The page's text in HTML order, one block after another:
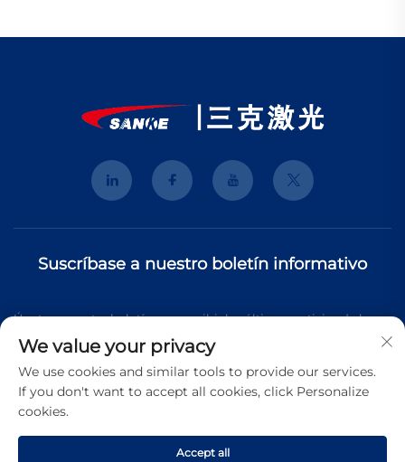
Suscríbase a nuestro boletín informativo
Únete a nuestro boletín para recibir las últimas noticias de la
industria, actualizaciones y perspectivas de nuestro equipo.
We value your privacy
We use cookies and similar tools to provide our services.
If you don't want to accept all cookies, click Personalize
cookies.
Accept all